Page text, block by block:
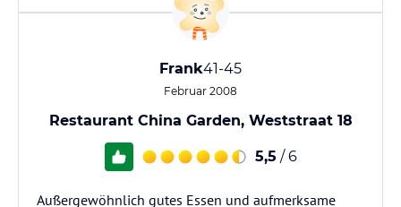
Frank41-45
Februar 2008
Restaurant China Garden, Weststraat 18
5,5 / 6
Außergewöhnlich gutes Essen und aufmerksame